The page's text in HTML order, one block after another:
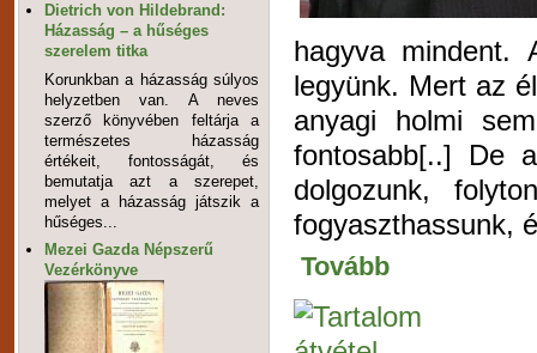
Dietrich von Hildebrand:
Házasság – a hűséges
szerelem titka
Korunkban a házasság súlyos
helyzetben van. A neves
szerző könyvében feltárja a
természetes házasság
értékeit, fontosságát, és
bemutatja azt a szerepet,
melyet a házasság játszik a
hűséges...
Mezei Gazda Népszerű
Vezérkönyve
hagyva mindent.
legyünk. Mert az
anyagi holmi
fontosabb[..] De
dolgozunk,
fogyaszthassunk,
Tovább